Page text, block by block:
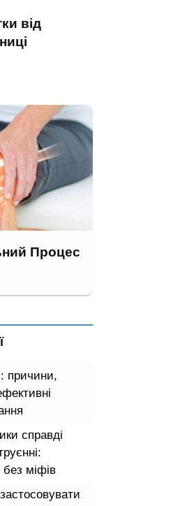
від
Процес
причини,
справді
міфів